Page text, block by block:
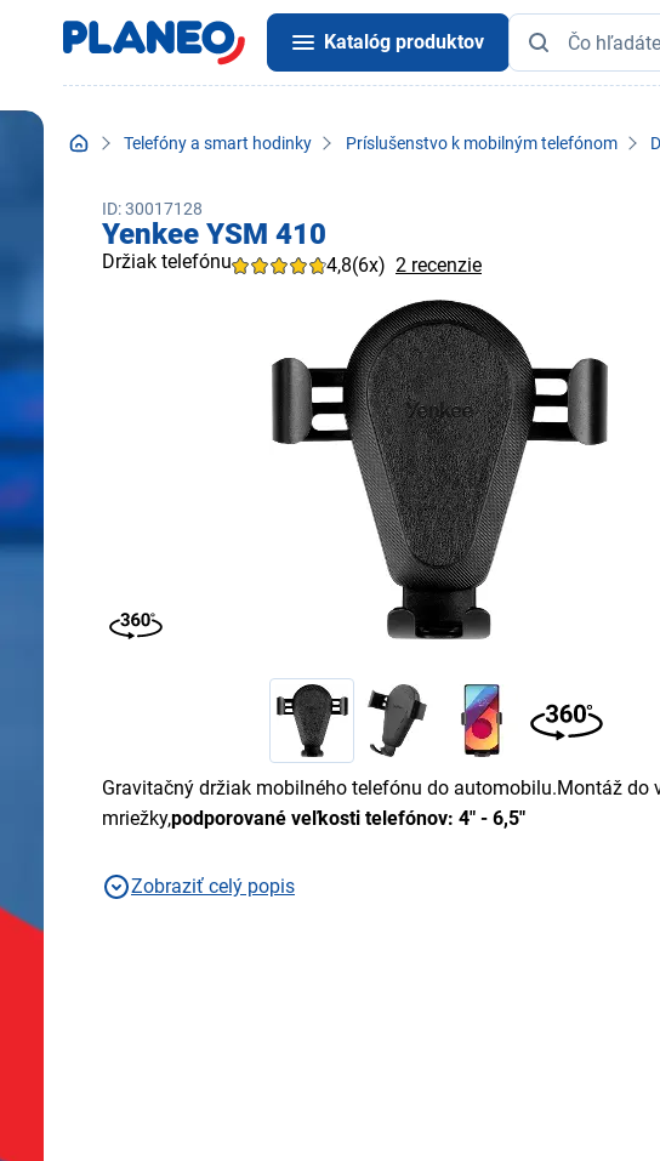
Katalóg produktov
Telefóny a smart hodinky Príslušenstvo k mobilným telefónom
ID: 30017128
Yenkee YSM 410
Držiak telefónu 4,8(6x) 2 recenzie
Gravitačný držiak mobilného telefónu do automobilu.Montáž do
mriežky,podporované veľkosti telefónov: 4" - 6,5"
Zobraziť celý popis